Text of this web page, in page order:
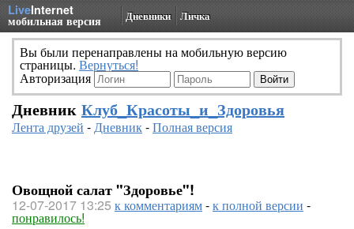
LiveInternet
мобильная версия Дневники Личка
Вы были перенаправлены на мобильную версию
страницы. Вернуться!
Авторизация
Дневник Клуб_Красоты_и_Здоровья
Лента друзей -Дневник-Полная версия
Овощной салат "Здоровье"!
12-07-2017 13:25 к комментариям-к полной версии -
понравилось!